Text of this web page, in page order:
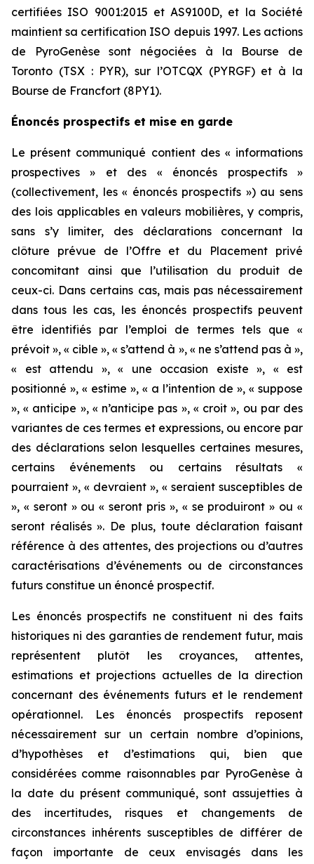
certifiées ISO 9001:2015 et AS9100D, et la Société
maintient sa certification ISO depuis 1997. Les actions
de PyroGenèse sont négociées à la Bourse de
Toronto (TSX : PYR), sur l’OTCQX (PYRGF) et à la
Bourse de Francfort (8PY1).
Énoncés prospectifs et mise en garde
Le présent communiqué contient des « informations
prospectives » et des « énoncés prospectifs »
(collectivement, les « énoncés prospectifs ») au sens
des lois applicables en valeurs mobilières, y compris,
sans s’y limiter, des déclarations concernant la
clôture prévue de l’Offre et du Placement privé
concomitant ainsi que l’utilisation du produit de
ceux-ci. Dans certains cas, mais pas nécessairement
dans tous les cas, les énoncés prospectifs peuvent
être identifiés par l’emploi de termes tels que «
prévoit », « cible », « s’attend à », « ne s’attend pas à »,
« est attendu », « une occasion existe », « est
positionné », « estime », « a l’intention de », « suppose
», « anticipe », « n’anticipe pas », « croit », ou par des
variantes de ces termes et expressions, ou encore par
des déclarations selon lesquelles certaines mesures,
certains événements ou certains résultats «
pourraient », « devraient », « seraient susceptibles de
», « seront » ou « seront pris », « se produiront » ou «
seront réalisés ». De plus, toute déclaration faisant
référence à des attentes, des projections ou d’autres
caractérisations d’événements ou de circonstances
futurs constitue un énoncé prospectif.
Les énoncés prospectifs ne constituent ni des faits
historiques ni des garanties de rendement futur, mais
représentent plutôt les croyances, attentes,
estimations et projections actuelles de la direction
concernant des événements futurs et le rendement
opérationnel. Les énoncés prospectifs reposent
nécessairement sur un certain nombre d’opinions,
d’hypothèses et d’estimations qui, bien que
considérées comme raisonnables par PyroGenèse à
la date du présent communiqué, sont assujetties à
des incertitudes, risques et changements de
circonstances inhérents susceptibles de différer de
façon importante de ceux envisagés dans les